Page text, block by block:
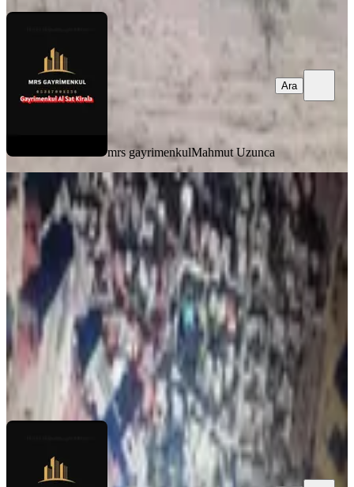
mrs gayrimenkulMahmut Uzunca
Ara
Mrs Gayrimenkul Dan Satılık İmarlı
Arsa
Onikişubat, Üngüt Mahallesi
3817 m²·18.000/m²·03.01.2026
68.706.000 ₺
mrs gayrimenkul Mahmut Uzunca